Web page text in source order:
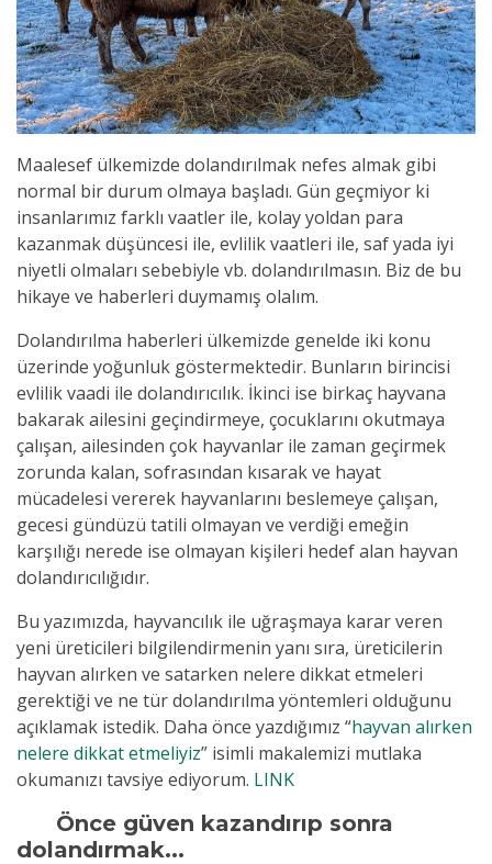
Maalesef ülkemizde dolandırılmak nefes almak gibi
normal bir durum olmaya başladı. Gün geçmiyor ki
insanlarımız farklı vaatler ile, kolay yoldan para
kazanmak düşüncesi ile, evlilik vaatleri ile, saf yada iyi
niyetli olmaları sebebiyle vb. dolandırılmasın. Biz de bu
hikaye ve haberleri duymamış olalım.
Dolandırılma haberleri ülkemizde genelde iki konu
üzerinde yoğunluk göstermektedir. Bunların birincisi
evlilik vaadi ile dolandırıcılık. İkinci ise birkaç hayvana
bakarak ailesini geçindirmeye, çocuklarını okutmaya
çalışan, ailesinden çok hayvanlar ile zaman geçirmek
zorunda kalan, sofrasından kısarak ve hayat
mücadelesi vererek hayvanlarını beslemeye çalışan,
gecesi gündüzü tatili olmayan ve verdiği emeğin
karşılığı nerede ise olmayan kişileri hedef alan hayvan
dolandırıcılığıdır.
Bu yazımızda, hayvancılık ile uğraşmaya karar veren
yeni üreticileri bilgilendirmenin yanı sıra, üreticilerin
hayvan alırken ve satarken nelere dikkat etmeleri
gerektiği ve ne tür dolandırılma yöntemleri olduğunu
açıklamak istedik. Daha önce yazdığımız “hayvan alırken
nelere dikkat etmeliyiz” isimli makalemizi mutlaka
okumanızı tavsiye ediyorum. LINK
Önce güven kazandırıp sonra
dolandırmak...